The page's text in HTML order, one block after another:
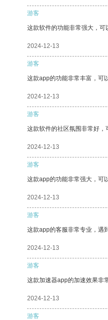
游客
这款软件的功能非常强大，可
2024-12-13
游客
这款app的功能非常丰富，可
2024-12-13
游客
这款软件的社区氛围非常好，
2024-12-13
游客
这款app的功能非常强大，可
2024-12-13
游客
这款app的客服非常专业，遇
2024-12-13
游客
这款加速器app的加速效果非
2024-12-13
游客